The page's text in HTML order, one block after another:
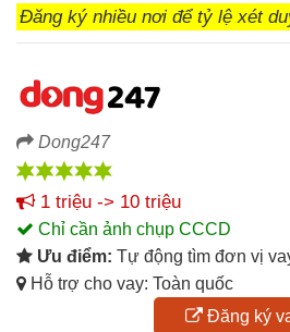
Đăng ký nhiều nơi để tỷ lệ xét
Dong247
1 triệu -> 10 triệu
Chỉ cần ảnh chụp CCCD
Ưu điểm: Tự động tìm đơn vị
Hỗ trợ cho vay: Toàn quốc
Đăng ký